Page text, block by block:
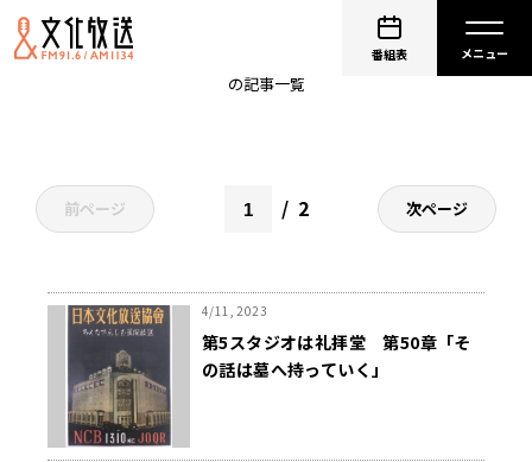
番組表
の記事一覧
前ページ 2 次ページ
4/11, 2023
第5スタジオは礼拝堂 第50章「そ
の話は墓へ持っていく」